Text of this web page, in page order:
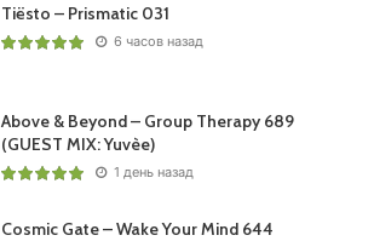
Tiësto – Prismatic 031
6 часов назад
Above & Beyond – Group Therapy 689
(GUEST MIX: Yuvèe)
1 день назад
Cosmic Gate – Wake Your Mind 644